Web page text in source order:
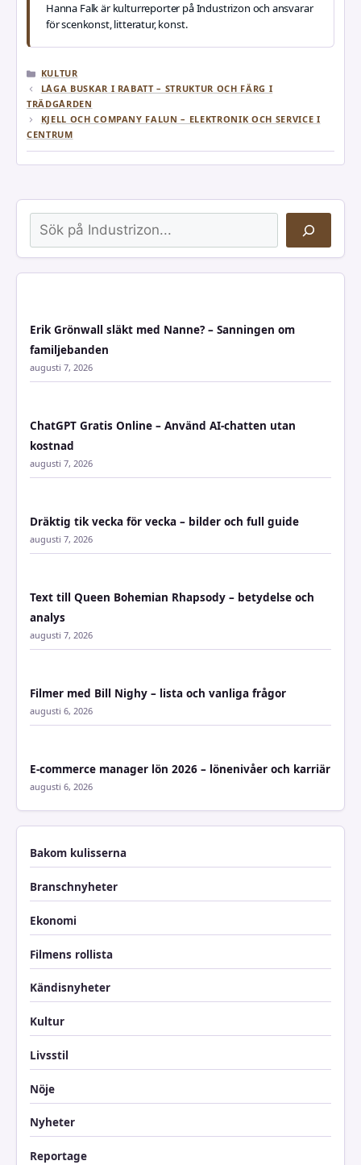
Hanna Falk är kulturreporter på Industrizon och ansvarar
för scenkonst, litteratur, konst.
KATEGORIER
KULTUR
LÅGA BUSKAR I RABATT – STRUKTUR OCH FÄRG I
TRÄDGÅRDEN
KJELL OCH COMPANY FALUN – ELEKTRONIK OCH SERVICE I
CENTRUM
Sök
Erik Grönwall släkt med Nanne? – Sanningen om
familjebanden
augusti 7, 2026
ChatGPT Gratis Online – Använd AI-chatten utan
kostnad
augusti 7, 2026
Dräktig tik vecka för vecka – bilder och full guide
augusti 7, 2026
Text till Queen Bohemian Rhapsody – betydelse och
analys
augusti 7, 2026
Filmer med Bill Nighy – lista och vanliga frågor
augusti 6, 2026
E-commerce manager lön 2026 – lönenivåer och karriär
augusti 6, 2026
Bakom kulisserna
Branschnyheter
Ekonomi
Filmens rollista
Kändisnyheter
Kultur
Livsstil
Nöje
Nyheter
Reportage